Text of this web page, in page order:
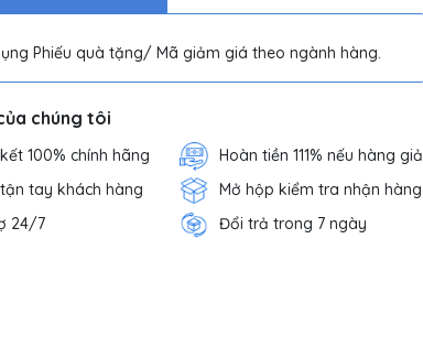
Phiếu quà tặng/ Mã giảm giá theo ngành hàng.
chúng tôi
100% chính hãng
Hoàn tiền 111% nếu hàng giả
tay khách hàng
Mở hộp kiểm tra nhận hàng
24/7
Đổi trả trong 7 ngày